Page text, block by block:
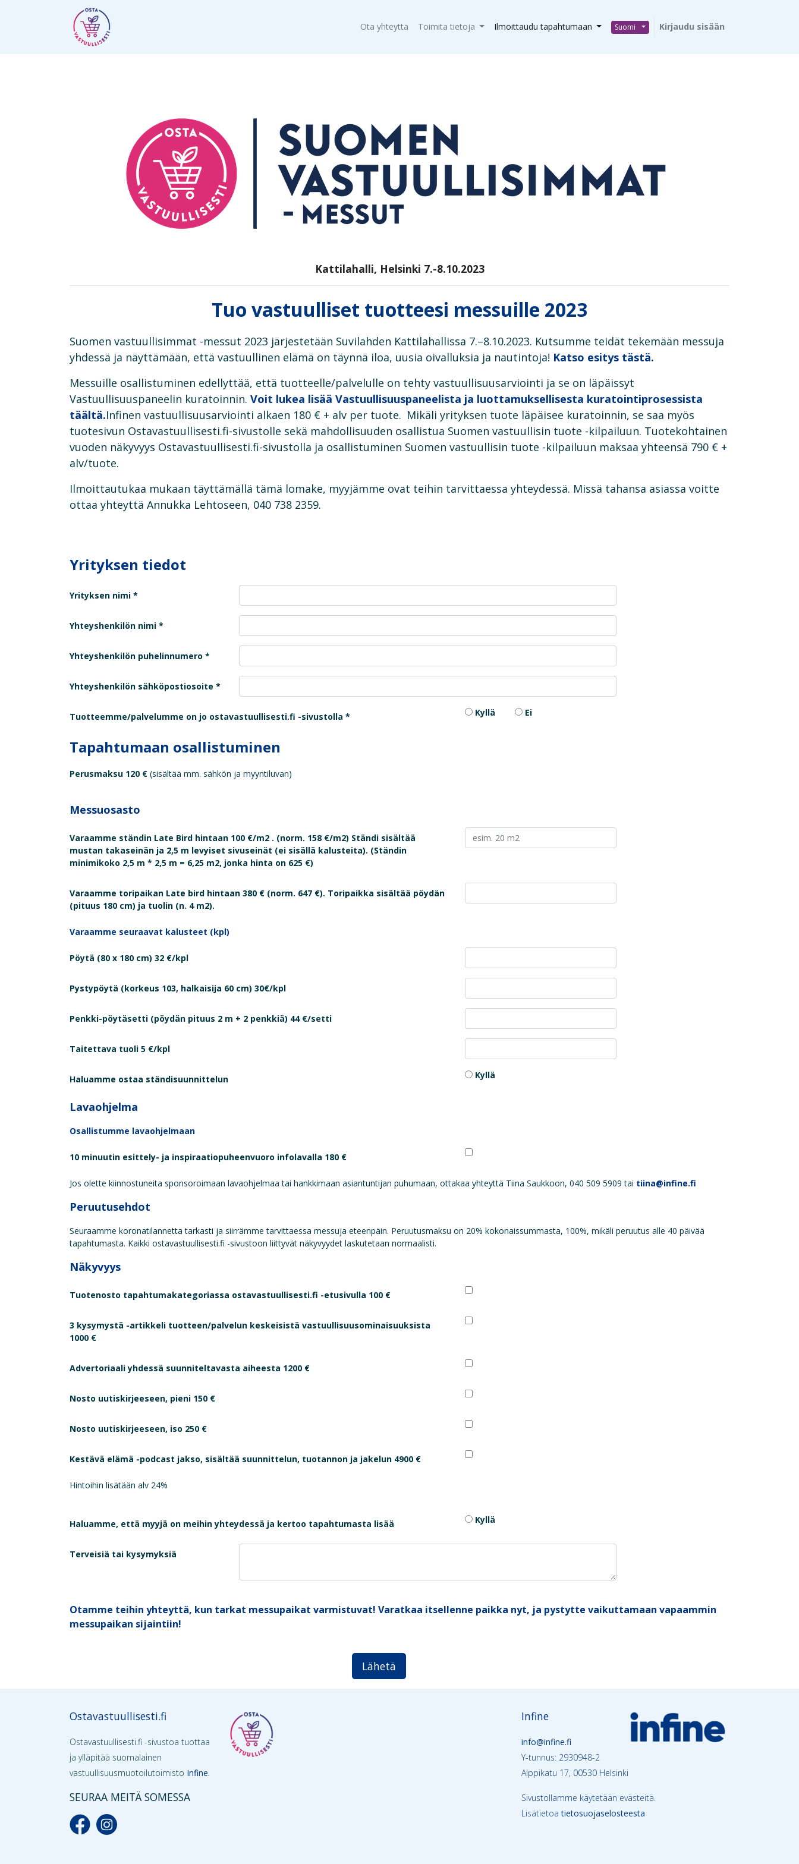
Ota yhteyttä Toimita tietoja Ilmoittaudu tapahtumaan Suomi Kirjaudu sisään
Kattilahalli, Helsinki 7.-8.10.2023
Tuo vastuulliset tuotteesi messuille 2023
Suomen vastuullisimmat -messut 2023 järjestetään Suvilahden Kattilahallissa 7.–8.10.2023. Kutsumme teidät tekemään messuja
yhdessä ja näyttämään, että vastuullinen elämä on täynnä iloa, uusia oivalluksia ja nautintoja! Katso esitys tästä.
Messuille osallistuminen edellyttää, että tuotteelle/palvelulle on tehty vastuullisuusarviointi ja se on läpäissyt
Vastuullisuuspaneelin kuratoinnin. Voit lukea lisää Vastuullisuuspaneelista ja luottamuksellisesta kuratointiprosessista
täältä.Infinen vastuullisuusarviointi alkaen 180 € + alv per tuote. Mikäli yrityksen tuote läpäisee kuratoinnin, se saa myös
tuotesivun Ostavastuullisesti.fi-sivustolle sekä mahdollisuuden osallistua Suomen vastuullisin tuote -kilpailuun. Tuotekohtainen
vuoden näkyvyys Ostavastuullisesti.fi-sivustolla ja osallistuminen Suomen vastuullisin tuote -kilpailuun maksaa yhteensä 790 € +
alv/tuote.
Ilmoittautukaa mukaan täyttämällä tämä lomake, myyjämme ovat teihin tarvittaessa yhteydessä. Missä tahansa asiassa voitte
ottaa yhteyttä Annukka Lehtoseen, 040 738 2359.
Yrityksen tiedot
Yrityksen nimi
Yhteyshenkilön nimi
Yhteyshenkilön puhelinnumero
Yhteyshenkilön sähköpostiosoite
Tuotteemme/palvelumme on jo ostavastuullisesti.fi -sivustolla Kyllä Ei
Tapahtumaan osallistuminen
Perusmaksu 120 € (sisältää mm. sähkön ja myyntiluvan)
Messuosasto
Varaamme ständin Late Bird hintaan 100 €/m2 . (norm. 158 €/m2) Ständi sisältää
mustan takaseinän ja 2,5 m levyiset sivuseinät (ei sisällä kalusteita). (Ständin
minimikoko 2,5 m * 2,5 m = 6,25 m2, jonka hinta on 625 €)
Varaamme toripaikan Late bird hintaan 380 € (norm. 647 €). Toripaikka sisältää pöydän
(pituus 180 cm) ja tuolin (n. 4 m2).
Varaamme seuraavat kalusteet (kpl)
Pöytä (80 x 180 cm) 32 €/kpl
Pystypöytä (korkeus 103, halkaisija 60 cm) 30€/kpl
Penkki-pöytäsetti (pöydän pituus 2 m + 2 penkkiä) 44 €/setti
Taitettava tuoli 5 €/kpl
Haluamme ostaa ständisuunnittelun Kyllä
Lavaohjelma
Osallistumme lavaohjelmaan
10 minuutin esittely- ja inspiraatiopuheenvuoro infolavalla 180 €
Jos olette kiinnostuneita sponsoroimaan lavaohjelmaa tai hankkimaan asiantuntijan puhumaan, ottakaa yhteyttä Tiina Saukkoon, 040 509 5909 tai tiina@infine.fi
Peruutusehdot
Seuraamme koronatilannetta tarkasti ja siirrämme tarvittaessa messuja eteenpäin. Peruutusmaksu on 20% kokonaissummasta, 100%, mikäli peruutus alle 40 päivää
tapahtumasta. Kaikki ostavastuullisesti.fi -sivustoon liittyvät näkyvyydet laskutetaan normaalisti.
Näkyvyys
Tuotenosto tapahtumakategoriassa ostavastuullisesti.fi -etusivulla 100 €
3 kysymystä -artikkeli tuotteen/palvelun keskeisistä vastuullisuusominaisuuksista
1000 €
Advertoriaali yhdessä suunniteltavasta aiheesta 1200 €
Nosto uutiskirjeeseen, pieni 150 €
Nosto uutiskirjeeseen, iso 250 €
Kestävä elämä -podcast jakso, sisältää suunnittelun, tuotannon ja jakelun 4900 €
Hintoihin lisätään alv 24%
Haluamme, että myyjä on meihin yhteydessä ja kertoo tapahtumasta lisää Kyllä
Terveisiä tai kysymyksiä
Otamme teihin yhteyttä, kun tarkat messupaikat varmistuvat! Varatkaa itsellenne paikka nyt, ja pystytte vaikuttamaan vapaammin
messupaikan sijaintiin!
Lähetä
Ostavastuullisesti.fi
Ostavastuullisesti.fi -sivustoa tuottaa
ja ylläpitää suomalainen
vastuullisuusmuotoilutoimisto Infine.
SEURAA MEITÄ SOMESSA
Infine
info@infine.fi
Y-tunnus: 2930948-2
Alppikatu 17, 00530 Helsinki
Sivustollamme käytetään evästeitä.
Lisätietoatietosuojaselosteesta